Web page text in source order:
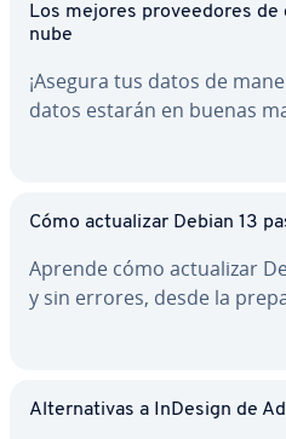
Los mejores pro­vee­do­res de
nube
¡Asegura tus datos de
datos estarán en buenas
Cómo ac­tua­li­zar Debian 13
Aprende cómo ac­tua­li­zar
y sin errores, desde la
Al­te­r­na­ti­vas a InDesign de